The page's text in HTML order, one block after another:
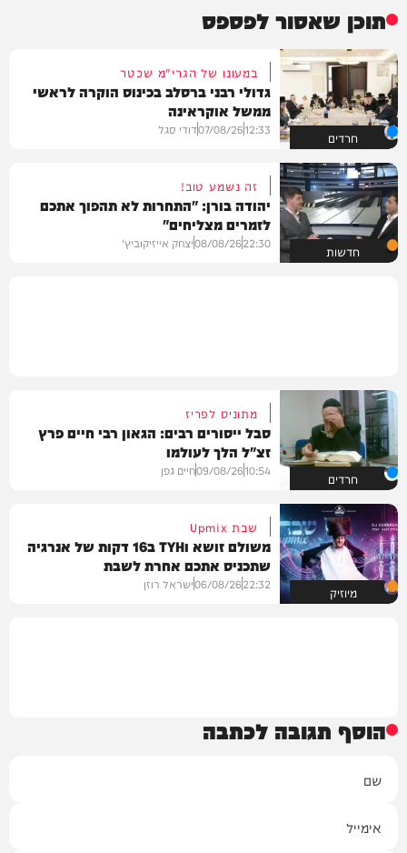
תוכן שאסור לפספס
חרדים
במעונו של הגרי"מ שכטר
גדולי רבני ברסלב בכינוס הוקרה לראשי
ממשל אוקראינה
12:33
07/08/26דודי סגל
חדשות
זה נשמע טוב!
יהודה בורן: "התחרות לא תהפוך אתכם
לזמרים מצליחים"
22:30
08/08/26יצחק אייזיקוביץ'
חרדים
מתוניס לפריז
סבל ייסורים רבים: הגאון רבי חיים פרץ
זצ"ל הלך לעולמו
10:54
09/08/26חיים גפן
מיוזיק
שבת Upmix
משולם זושא וTYH ב16 דקות של אנרגיה
שתכניס אתכם אחרת לשבת
22:32
06/08/26ישראל רוזן
הוסף תגובה לכתבה